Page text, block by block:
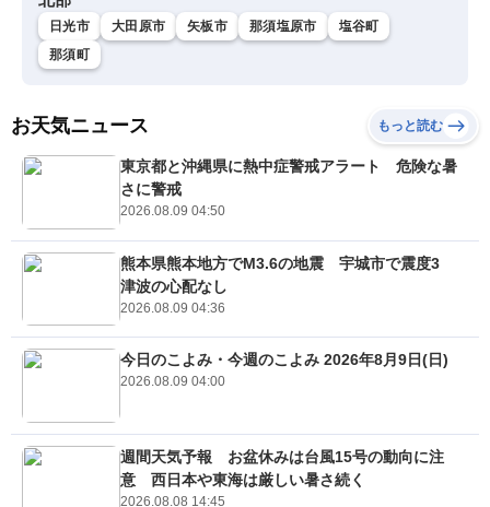
日光市 大田原市 矢板市 那須塩原市
塩谷町
那須町
お天気ニュース もっと読む
東京都と沖縄県に熱中症警戒アラート 危険な暑
さに警戒
2026.08.09 04:50
熊本県熊本地方でM3.6の地震 宇城市で震度3
津波の心配なし
2026.08.09 04:36
今日のこよみ・今週のこよみ 2026年8月9日(日)
2026.08.09 04:00
週間天気予報 お盆休みは台風15号の動向に注
意 西日本や東海は厳しい暑さ続く
2026.08.08 14:45